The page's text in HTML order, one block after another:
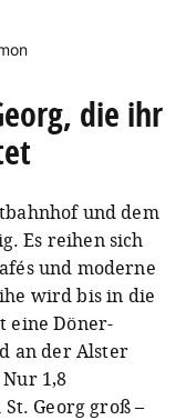
die ihr
und dem
Es reihen sich
und moderne
wird bis in die
eine Döner-
an der Alster
1,8
Georg groß –